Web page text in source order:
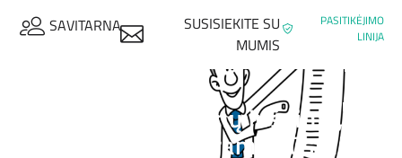
SUSISIEKITE SU
MUMIS
PASITIKĖJIMO
LINIJA
SAVITARNA
Atnaujintas asmenų ir šeimų,
turinčių teisę į paramą būstui